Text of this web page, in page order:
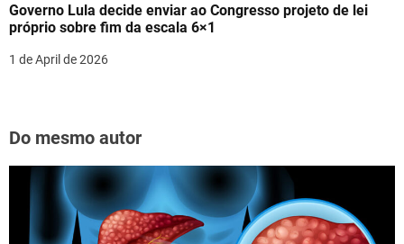
Governo Lula decide enviar ao Congresso projeto de lei
próprio sobre fim da escala 6×1
1 de April de 2026
Do mesmo autor